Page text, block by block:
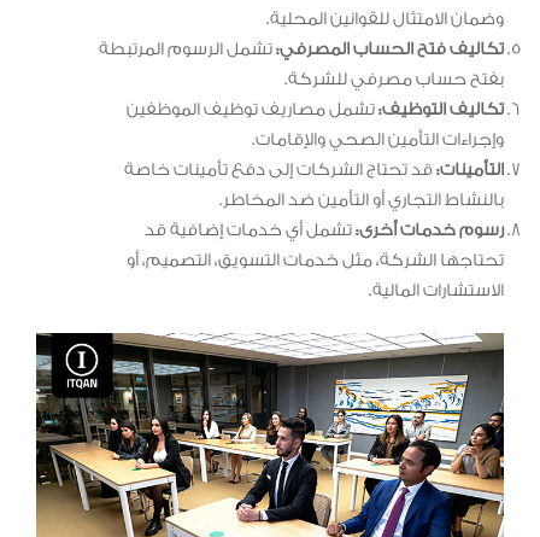
وضمان الامتثال للقوانين المحلية.
تكاليف فتح الحساب المصرفي:تشمل الرسوم المرتبطة
بفتح حساب مصرفي للشركة.
تكاليف التوظيف:تشمل مصاريف توظيف الموظفين
وإجراءات التأمين الصحي والإقامات.
التأمينات:قد تحتاج الشركات إلى دفع تأمينات خاصة
بالنشاط التجاري أو التأمين ضد المخاطر.
رسوم خدمات أخرى:تشمل أي خدمات إضافية قد
تحتاجها الشركة، مثل خدمات التسويق، التصميم، أو
الاستشارات المالية.